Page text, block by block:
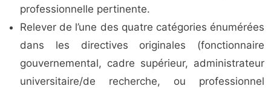
professionnelle pertinente.
Relever de l’une des quatre catégories énumérées
dans les directives originales (fonctionnaire
gouvernemental, cadre supérieur, administrateur
universitaire/de recherche, ou professionnel